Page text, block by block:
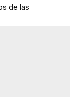
de las